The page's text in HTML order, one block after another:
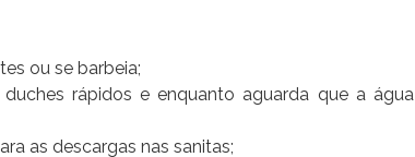
ou se barbeia;
rápidos e enquanto aguarda que a água
as descargas nas sanitas;